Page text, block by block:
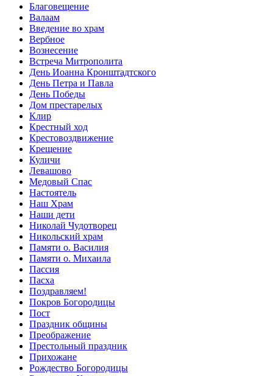
Благовещение
Валаам
Введение во храм
Вербное
Вознесение
Встреча Митрополита
День Иоанна Кронштадтского
День Петра и Павла
День Победы
Дом престарелых
Клир
Крестный ход
Крестовоздвижение
Крещение
Куличи
Левашово
Медовый Спас
Настоятель
Наш Храм
Наши дети
Николай Чудотворец
Никольский храм
Памяти о. Василия
Памяти о. Михаила
Пассия
Пасха
Поздравляем!
Покров Богородицы
Пост
Праздник общины
Преображение
Престольный праздник
Прихожане
Рождество Богородицы